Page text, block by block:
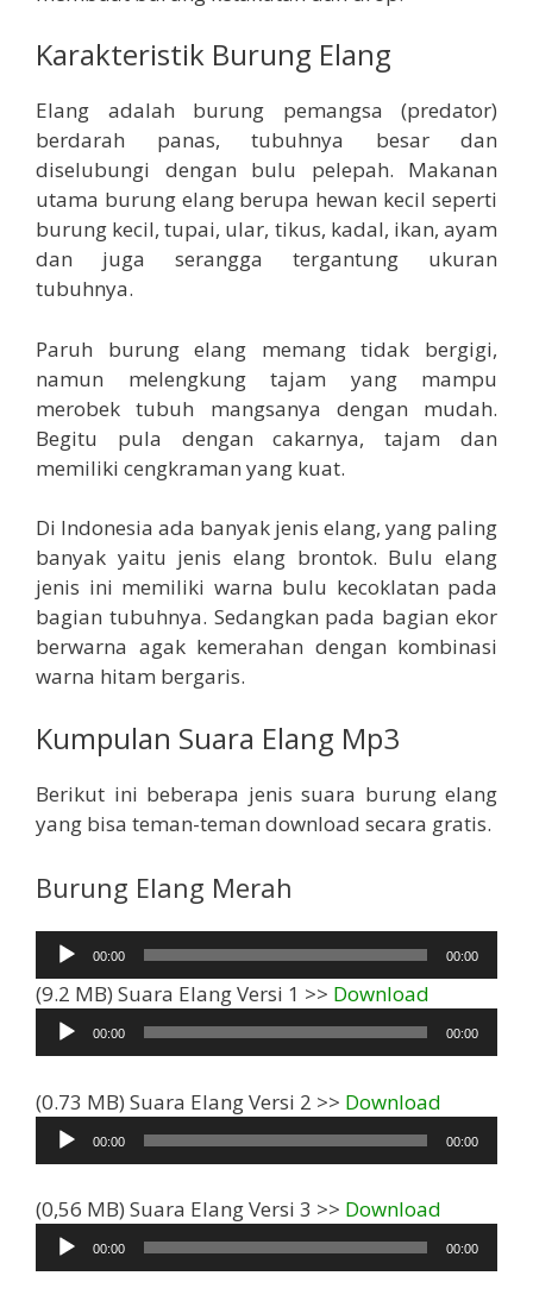
Karakteristik Burung Elang
Elang adalah burung pemangsa (predator)
berdarah panas, tubuhnya besar dan
diselubungi dengan bulu pelepah. Makanan
utama burung elang berupa hewan kecil seperti
burung kecil, tupai, ular, tikus, kadal, ikan, ayam
dan juga serangga tergantung ukuran
tubuhnya.
Paruh burung elang memang tidak bergigi,
namun melengkung tajam yang mampu
merobek tubuh mangsanya dengan mudah.
Begitu pula dengan cakarnya, tajam dan
memiliki cengkraman yang kuat.
Di Indonesia ada banyak jenis elang, yang paling
banyak yaitu jenis elang brontok. Bulu elang
jenis ini memiliki warna bulu kecoklatan pada
bagian tubuhnya. Sedangkan pada bagian ekor
berwarna agak kemerahan dengan kombinasi
warna hitam bergaris.
Kumpulan Suara Elang Mp3
Berikut ini beberapa jenis suara burung elang
yang bisa teman-teman download secara gratis.
Burung Elang Merah
Pemutar
Audio
00:00 00:00
(9.2 MB) Suara Elang Versi 1 >> Download
Audio
00:00 00:00
(0.73 MB) Suara Elang Versi 2 >> Download
00:00 00:00
(0,56 MB) Suara Elang Versi 3 >> Download
Audio
00:00 00:00